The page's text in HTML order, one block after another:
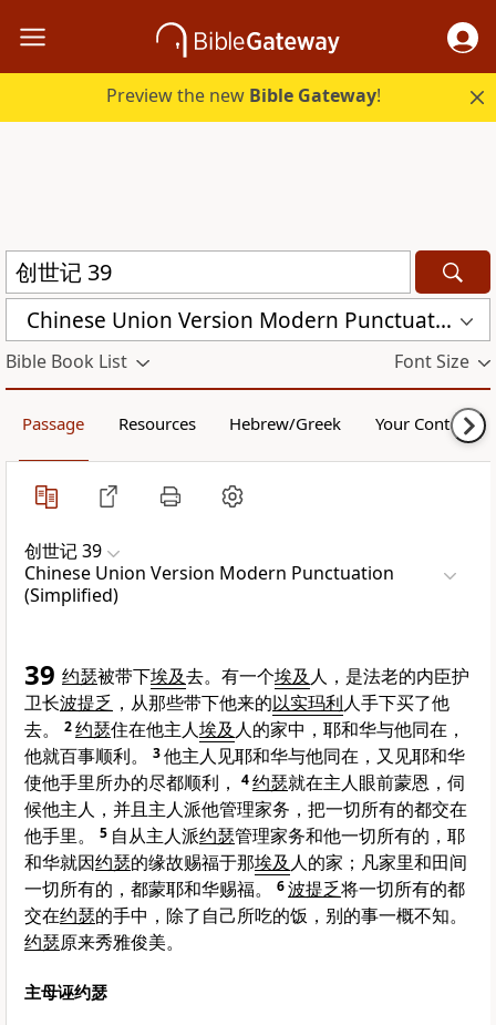
Preview the new Bible Gateway!
Chinese Union Version Modern Punctuation (Simplified) (CUVMPS)
Bible Book List Font Size
Passage Resources Hebrew/Greek Your Content
创世记 39
Chinese Union Version Modern Punctuation
(Simplified)
39 约瑟被带下埃及去。有一个埃及 人，是法老的内臣护
卫长波提乏 ，从那些带下他来的以实玛利人手下买了他
去。
2约瑟住在他主人埃及 人的家中，耶和华与他同在，
他就百事顺利。
3他主人见耶和华与他同在，又见耶和华
使他手里所办的尽都顺利，
4约瑟就在主人眼前蒙恩，伺
候他主人，并且主人派他管理家务，把一切所有的都交在
他手里。
5 自从主人派约瑟管理家务和他一切所有的，耶
和华就因约瑟的缘故赐福于那埃及 人的家；凡家里和田间
一切所有的，都蒙耶和华赐福。
6波提乏将一切所有的都
交在约瑟的手中，除了自己所吃的饭，别的事一概不知。
约瑟原来秀雅俊美。
主母诬约瑟